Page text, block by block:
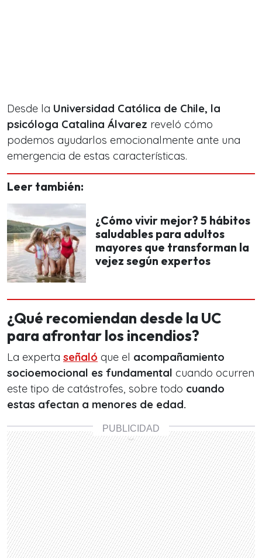
Desde la Universidad Católica de Chile, la
psicóloga Catalina Álvarez reveló cómo
podemos ayudarlos emocionalmente ante una
emergencia de estas características.
Leer también:
¿Cómo vivir mejor? 5 hábitos
saludables para adultos
mayores que transforman la
vejez según expertos
¿Qué recomiendan desde la UC
para afrontar los incendios?
La experta señaló que el acompañamiento
socioemocional es fundamental cuando ocurren
este tipo de catástrofes, sobre todo cuando
estas afectan a menores de edad.